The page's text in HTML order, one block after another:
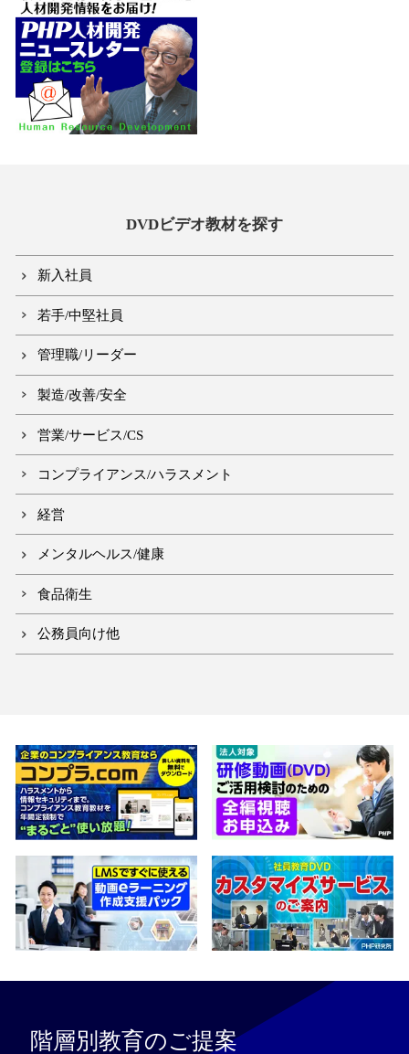
DVDビデオ教材を探す
新入社員
若手/中堅社員
管理職/リーダー
製造/改善/安全
営業/サービス/CS
コンプライアンス/ハラスメント
経営
メンタルヘルス/健康
食品衛生
公務員向け他
階層別教育のご提案